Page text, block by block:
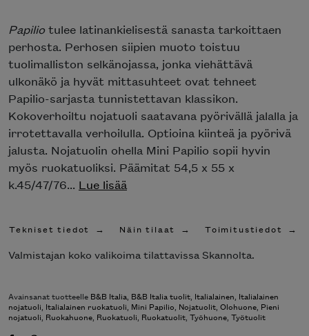
Papilio tulee latinankielisestä sanasta tarkoittaen
perhosta. Perhosen siipien muoto toistuu
tuolimalliston selkänojassa, jonka viehättävä
ulkonäkö ja hyvät mittasuhteet ovat tehneet
Papilio-sarjasta tunnistettavan klassikon.
Kokoverhoiltu nojatuoli saatavana pyörivällä jalalla ja
irrotettavalla verhoilulla. Optioina kiinteä ja pyörivä
jalusta. Nojatuolin ohella Mini Papilio sopii hyvin
myös ruokatuoliksi. Päämitat 54,5 x 55 x
k.45/47/76... Lue lisää
Tekniset tiedot Näin tilaat Toimitustiedot
Valmistajan koko valikoima tilattavissa Skannolta.
Avainsanat tuotteelle B&B Italia B&B Italia tuolit Italialainen Italialainen
nojatuoli Italialainen ruokatuoli Mini Papilio Nojatuolit Olohuone Pieni
nojatuoli Ruokahuone Ruokatuoli Ruokatuolit Työhuone Työtuolit